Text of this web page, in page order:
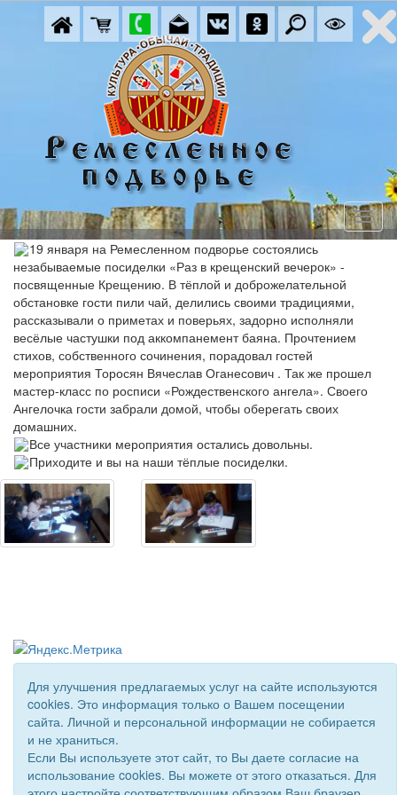
19 января на Ремесленном подворье состоялись
незабываемые посиделки «Раз в крещенский вечерок» -
посвященные Крещению. В тёплой и доброжелательной
обстановке гости пили чай, делились своими традициями,
рассказывали о приметах и поверьях, задорно исполняли
весёлые частушки под аккомпанемент баяна. Прочтением
стихов, собственного сочинения, порадовал гостей
мероприятия Торосян Вячеслав Оганесович . Так же прошел
мастер-класс по росписи «Рождественского ангела». Своего
Ангелочка гости забрали домой, чтобы оберегать своих
домашних.
Все участники мероприятия остались довольны.
Приходите и вы на наши тёплые посиделки.
© 2018 - 2026 Подворье . Все права защищены.
Сайт создан при поддержке «Информационная сеть RD
Для улучшения предлагаемых услуг на сайте используются
cookies. Это информация только о Вашем посещении
сайта. Личной и персональной информации не собирается
и не храниться.
Если Вы используете этот сайт, то Вы даете согласие на
использование cookies. Вы можете от этого отказаться. Для